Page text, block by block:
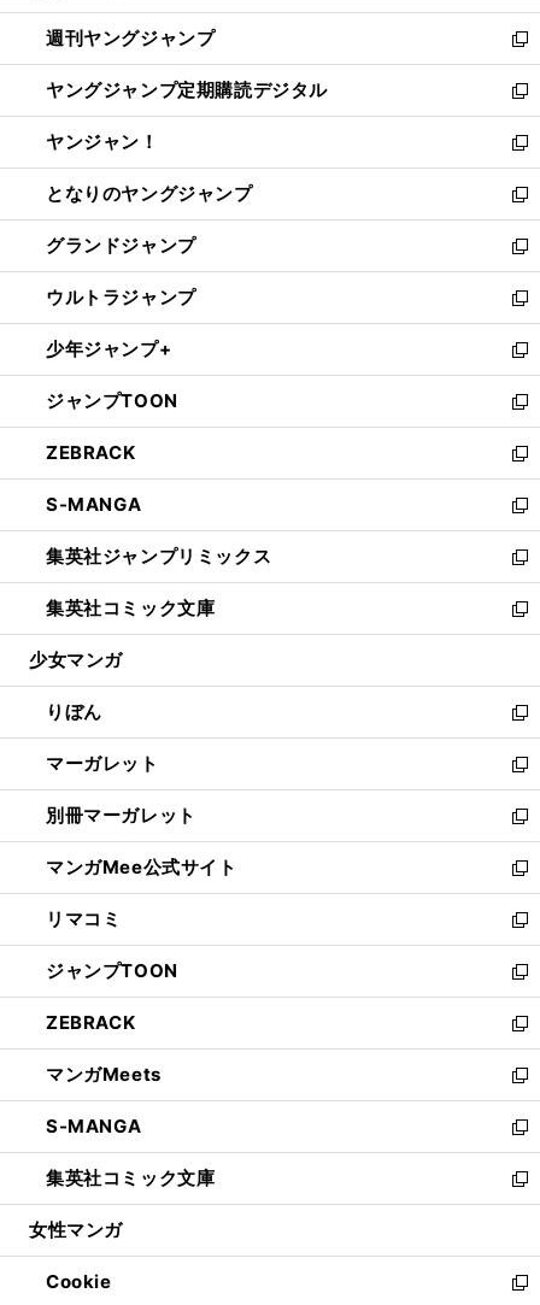
開
く
ウ
で
開
く
ン
ド
ウ
で
開
く
ウ
ィ
ン
ド
ウ
で
開
く
週刊ヤングジャンプ
新
し
い
ウ
ィ
ン
ド
ウ
で
開
く
ヤングジャンプ定期購読デジタル
新
し
い
ウ
ィ
ン
ド
ウ
で
開
く
ヤンジャン！
新
し
い
ウ
ィ
ン
ド
ウ
で
開
く
となりのヤングジャンプ
新
し
い
ウ
ィ
ン
ド
ウ
で
開
く
グランドジャンプ
新
し
い
ウ
ィ
ン
ド
ウ
で
開
く
ウルトラジャンプ
新
し
い
ウ
ィ
ン
ド
ウ
で
開
く
少年ジャンプ+
新
し
い
ウ
ィ
ン
ド
ウ
で
開
く
ジャンプTOON
新
し
い
ウ
ィ
ン
ド
ウ
で
開
ZEBRACK
新
し
い
ウ
ィ
ン
ド
ウ
開
く
S-MANGA
新
し
い
ウ
ィ
ン
ウ
で
開
く
集英社ジャンプリミックス
新
し
い
ウ
ン
ド
ウ
で
開
く
集英社コミック文庫
新
し
ウ
ィ
ン
ド
ウ
で
開
く
少女マンガ
りぼん
新
し
い
ウ
ィ
ン
ド
ウ
で
開
く
マーガレット
新
し
い
ウ
ィ
ン
ド
ウ
で
開
く
別冊マーガレット
新
し
い
ウ
ィ
ン
ド
ウ
で
開
く
マンガMee公式サイト
新
し
い
ウ
ィ
ン
ド
ウ
で
開
く
リマコミ
新
し
い
ウ
ィ
ン
ド
ウ
で
開
く
ジャンプTOON
新
し
い
ウ
ィ
ン
ド
ウ
で
開
ZEBRACK
新
し
い
ウ
ィ
ン
ド
ウ
開
く
マンガMeets
新
し
い
ウ
ィ
ン
ウ
で
S-MANGA
新
し
い
ウ
ン
ド
集英社コミック文庫
新
し
ウ
ィ
女性マンガ
Cookie
新